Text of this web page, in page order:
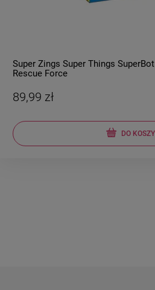
Super Zings Super Things
Rescue Force
89,99 zł
DO